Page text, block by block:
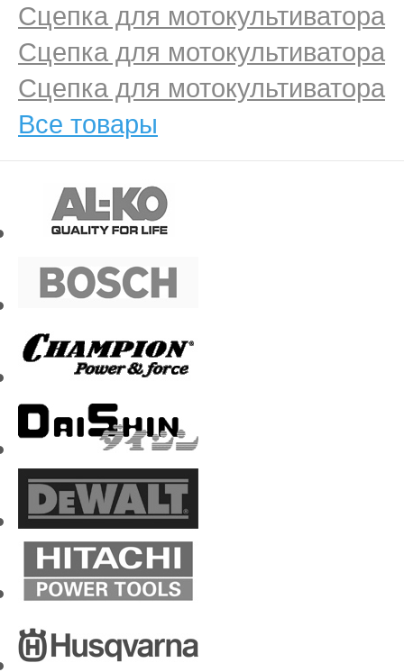
Сцепка для мотокультиватора
Сцепка для мотокультиватора
Сцепка для мотокультиватора
Все товары